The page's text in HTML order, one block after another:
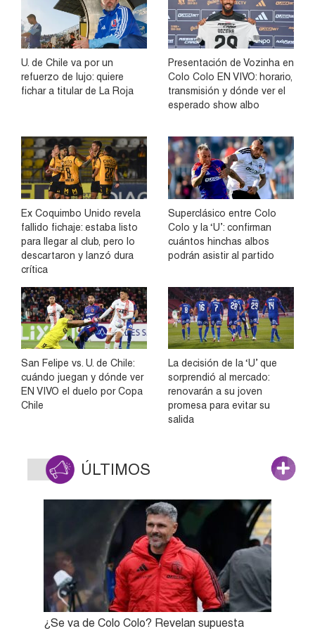
U. de Chile va por un
refuerzo de lujo: quiere
fichar a titular de La Roja
Presentación de Vozinha en
Colo Colo EN VIVO: horario,
transmisión y dónde ver el
esperado show albo
Ex Coquimbo Unido revela
fallido fichaje: estaba listo
para llegar al club, pero lo
descartaron y lanzó dura
crítica
Superclásico entre Colo
Colo y la ‘U’: confirman
cuántos hinchas albos
podrán asistir al partido
San Felipe vs. U. de Chile:
cuándo juegan y dónde ver
EN VIVO el duelo por Copa
Chile
La decisión de la ‘U’ que
sorprendió al mercado:
renovarán a su joven
promesa para evitar su
salida
ÚLTIMOS
¿Se va de Colo Colo? Revelan supuesta